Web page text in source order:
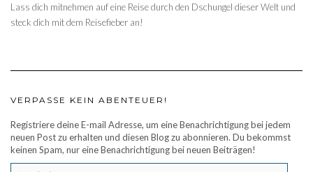
Lass dich mitnehmen auf eine Reise durch den Dschungel dieser Welt und
steck dich mit dem Reisefieber an!
VERPASSE KEIN ABENTEUER!
Registriere deine E-mail Adresse, um eine Benachrichtigung bei jedem
neuen Post zu erhalten und diesen Blog zu abonnieren. Du bekommst
keinen Spam, nur eine Benachrichtigung bei neuen Beiträgen!